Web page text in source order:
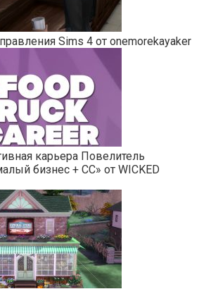
Sims 4 от onemorekayaker
карьера Повелитель
бизнес + СС» от WICKED